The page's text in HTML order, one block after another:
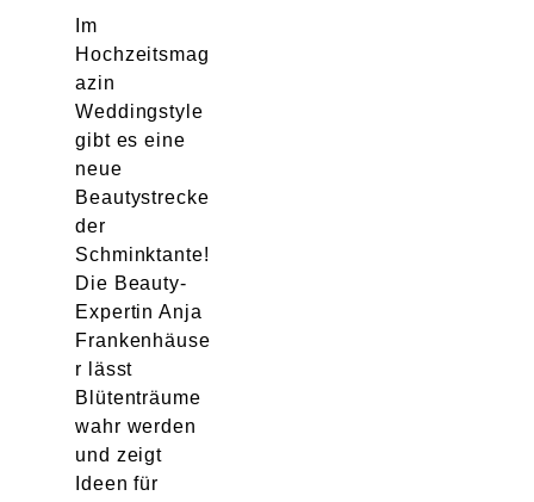
Im
Hochzeitsmag
azin
Weddingstyle
gibt es eine
neue
Beautystrecke
der
Schminktante!
Die Beauty-
Expertin Anja
Frankenhäuse
r lässt
Blütenträume
wahr werden
und zeigt
Ideen für